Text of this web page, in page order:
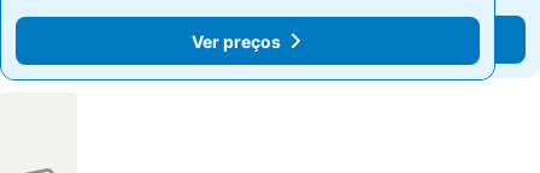
Ver preços
Ver preços